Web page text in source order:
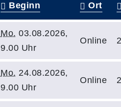
Beginn Ort
Mo. 03.08.2026,
9.00 Uhr
Online
Mo. 24.08.2026,
9.00 Uhr
Online